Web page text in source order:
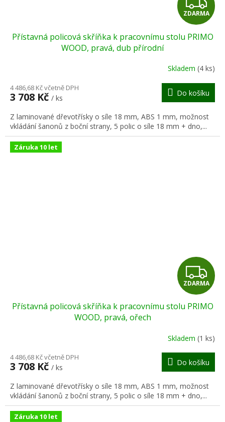
D
A
R
M
A
ZDARMA
Přístavná policová skříňka k pracovnímu stolu PRIMO
WOOD, pravá, dub přírodní
Skladem (4 ks)
4 486,68 Kč včetně DPH
3 708 Kč / ks
Do košíku
Z laminované dřevotřísky o síle 18 mm, ABS 1 mm, možnost
vkládání šanonů z boční strany, 5 polic o síle 18 mm + dno,...
Záruka 10 let
Z
D
A
R
M
A
ZDARMA
Přístavná policová skříňka k pracovnímu stolu PRIMO
WOOD, pravá, ořech
Skladem (1 ks)
4 486,68 Kč včetně DPH
3 708 Kč / ks
Do košíku
Z laminované dřevotřísky o síle 18 mm, ABS 1 mm, možnost
vkládání šanonů z boční strany, 5 polic o síle 18 mm + dno,...
Záruka 10 let